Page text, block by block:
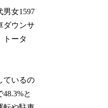
男女1597
ダウンサ
トータ
ているの
と